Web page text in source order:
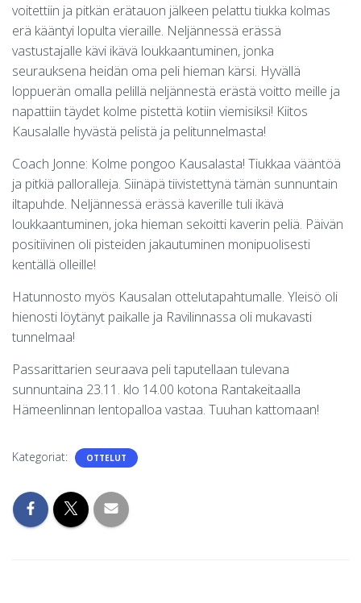
voitettiin ja pitkän erätauon jälkeen pelattu tiukka kolmas
erä kääntyi lopulta vieraille. Neljännessä erässä
vastustajalle kävi ikävä loukkaantuminen, jonka
seurauksena heidän oma peli hieman kärsi. Hyvällä
loppuerän omalla pelillä neljännestä erästä voitto meille ja
napattiin täydet kolme pistettä kotiin viemisiksi! Kiitos
Kausalalle hyvästä pelistä ja pelitunnelmasta!
Coach Jonne: Kolme pongoo Kausalasta! Tiukkaa vääntöä
ja pitkiä palloralleja. Siinäpä tiivistettynä tämän sunnuntain
iltapuhde. Neljännessä erässä kaverille tuli ikävä
loukkaantuminen, joka hieman sekoitti kaverin peliä. Päivän
positiivinen oli pisteiden jakautuminen monipuolisesti
kentällä olleille!
Hatunnosto myös Kausalan ottelutapahtumalle. Yleisö oli
hienosti löytänyt paikalle ja Ravilinnassa oli mukavasti
tunnelmaa!
Passarittarien seuraava peli taputellaan tulevana
sunnuntaina 23.11. klo 14.00 kotona Rantakeitaalla
Hämeenlinnan lentopalloa vastaa. Tuuhan kattomaan!
Kategoriat: OTTELUT